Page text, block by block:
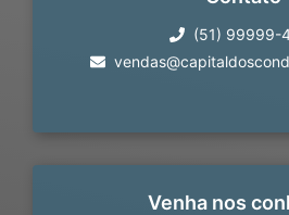
(51) 99999-
Venha nos